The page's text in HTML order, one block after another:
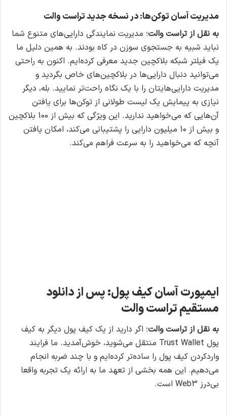
مدیریت آسان توکن‌ها: در نسخه جدید تراست والت
به نقل از تراست والت؛ مدیریت نمایندگی دارایی‌های متنوع شما
نباید شبیه به جستجوی سوزن در کاه بودند. به همین دلیل ما
یک فیلتر شبکه بلاکچین جدید معرفی کرده‌ایم. اکنون به راحتی
می‌توانید دنبال دارایی‌ها در بلاکچین‌های خاص بگردید و
مدیریت دارایی‌هایتان را با یک نگاه راحت‌تر نمایید. بله، دیگر
نیازی به پیمایش یک لیست طولانی از توکن‌ها برای یافتن
آن‌هایی که می‌خواهید ندارید. این ویژگی که بیش از 100 بلاکچین
و بیش از 10 میلیون دارایی را پشتیبانی می‌کند، امکان یافتن
آنچه که می‌خواهید را به سرعت فراهم می‌کند.
ایمپورت آسان کیف پول: پس از دانلود
مستقیم تراست والت
به نقل از تراست والت؛ اگر دارید از یک کیف پول دیگر به کیف
پول Trust Wallet منتقل می‌شوید، خوش‌آمدید. ما فرایند
واردکردن کیف پول را ساده‌تر کرده‌ایم و با چند ضربه انجام
می‌دهیم. این همه بخشی از تعهد ما به ارائه یک تجربه واقعا
بی‌درز Web3 است.